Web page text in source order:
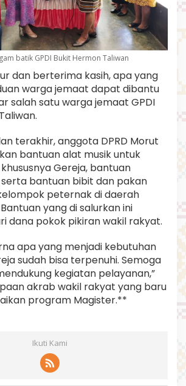
batik GPDI Bukit Hermon Taliwan
dan berterima kasih, apa yang
warga jemaat dapat dibantu
salah satu warga jemaat GPDI
terakhir, anggota DPRD Morut
bantuan alat musik untuk
Gereja, bantuan
bantuan bibit dan pakan
peternak di daerah
yang di salurkan ini
dana pokok pikiran wakil rakyat.
apa yang menjadi kebutuhan
sudah bisa terpenuhi. Semoga
kegiatan pelayanan,”
akrab wakil rakyat yang baru
program Magister.**
Ikuti Kami